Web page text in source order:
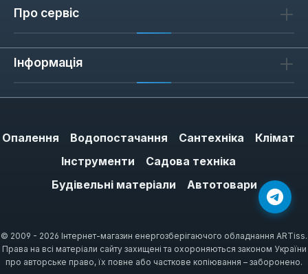
глибокими пазами.
Популярні бренди
зносостійкістю, а Сила пропонує бюджетні
рішення. Усі бренди сертифіковані за ДСТУ,
гарантія від виробника.
Часті запитання
Про сервіс
Інформація
Опалення Водопостачання Сантехніка
Клімат
Інструменти
Садова техніка
Будівельні матеріали
Автотовари
© 2009 - 2026 Інтернет-магазин енергозберігаючого обладнання ARTiss.
Права на всі матеріали сайту захищені та охороняються законом України
про авторське право, їх повне або часткове копіювання – заборонено.